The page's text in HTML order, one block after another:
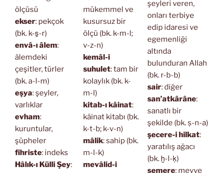
ölçüsü
ekser: pekçok
(bk. k-s̱-r)
envâ-ı âlem:
âlemdeki
çeşitler, türler
(bk. a-l-m)
eşya: şeyler,
varlıklar
evham:
kuruntular,
şüpheler
fihriste: indeks
Hâlık-ı Külli Şey:
mükemmel ve
kusursuz bir
ölçü (bk. k-m-l;
v-z-n)
kemâl-i
suhulet: tam bir
kolaylık (bk. k-
m-l)
kitab-ı kâinat:
kâinat kitabı (bk.
k-t-b; k-v-n)
mâlik: sahip (bk.
m-l-k)
mevâlid-i
şeyleri veren,
onları terbiye
edip idaresi ve
egemenliği
altında
bulunduran Allah
(bk. r-b-b)
sair: diğer
san’atkârâne:
sanatlı bir
şekilde (bk. ṣ-n-a)
şecere-i hilkat:
yaratılış ağacı
(bk. ḫ-l-ḳ)
semere: meyve